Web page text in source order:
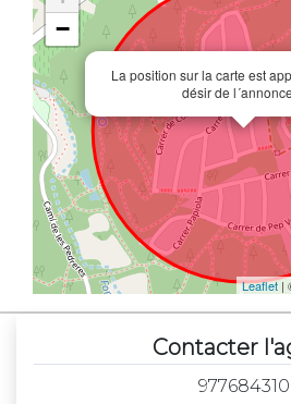
La position sur la carte est
désir de
−
Leaflet|
Contacter
977684310